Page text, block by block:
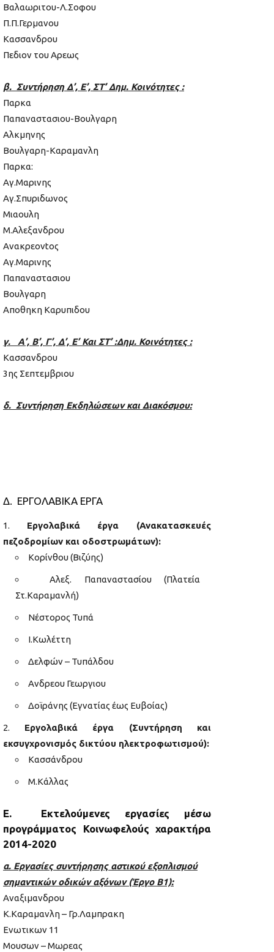
Βαλαωριτου-Λ.Σοφου
Π.Π.Γερμανου
Κασσανδρου
Πεδιον του Αρεως
β. Συντήρηση Δ’, Ε’, ΣΤ’ Δημ. Κοινότητες :
Παρκα
Παπαναστασιου-Βουλγαρη
Αλκμηνης
Βουλγαρη-Καραμανλη
Παρκα:
Αγ.Μαρινης
Αγ.Σπυριδωνος
Μιαουλη
Μ.Αλεξανδρου
Ανακρεονtος
Αγ.Μαρινης
Παπαναστασιου
Βουλγαρη
Αποθηκη Καρυπιδου
γ. Α’, Β’, Γ’, Δ’, Ε’ Και ΣΤ’ :Δημ. Κοινότητες :
Κασσανδρου
3ης Σεπτεμβριου
δ. Συντήρηση Εκδηλώσεων και Διακόσμου:
Δ. ΕΡΓΟΛΑΒΙΚΑ ΕΡΓΑ
Εργολαβικά έργα (Ανακατασκευές
πεζοδρομίων και οδοστρωμάτων):
Κορίνθου (Βιζύης)
Αλεξ. Παπαναστασίου (Πλατεία
Στ.Καραμανλή)
Νέστορος Τυπά
Ι.Κωλέττη
Δελφών – Τυπάλδου
Ανδρεου Γεωργιου
Δοϊράνης (Εγνατίας έως Ευβοίας)
Εργολαβικά έργα (Συντήρηση και
εκσυγχρονισμός δικτύου ηλεκτροφωτισμού):
Κασσάνδρου
Μ.Κάλλας
Ε. Εκτελούμενες εργασίες μέσω
προγράμματος Κοινωφελούς χαρακτήρα
2014-2020
α. Εργασίες συντήρησης αστικού εξοπλισμού
σημαντικών οδικών αξόνων (Έργο Β1):
Αναξιμανδρου
Κ.Καραμανλη – Γρ.Λαμπρακη
Ενωτικων 11
Μουσων – Μωρεας